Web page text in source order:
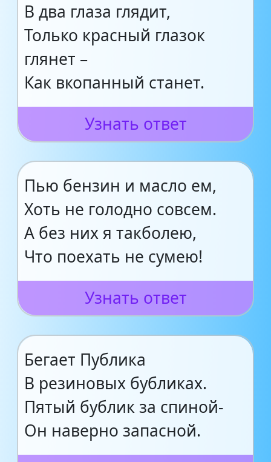
В два глаза глядит,
Только красный глазок
глянет –
Как вкопанный станет.
Узнать ответ
Пью бензин и масло ем,
Хоть не голодно совсем.
А без них я такболею,
Что поехать не сумею!
Узнать ответ
Бегает Публика
В резиновых бубликах.
Пятый бублик за спиной-
Он наверно запасной.